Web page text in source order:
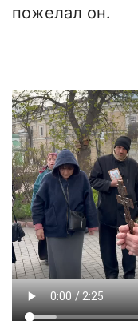
пожелал он.